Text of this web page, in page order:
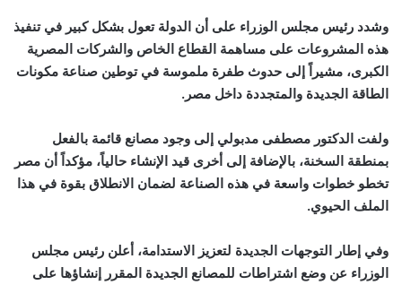
وشدد رئيس مجلس الوزراء على أن الدولة تعول بشكل كبير في تنفيذ
هذه المشروعات على مساهمة القطاع الخاص والشركات المصرية
الكبرى، مشيراً إلى حدوث طفرة ملموسة في توطين صناعة مكونات
الطاقة الجديدة والمتجددة داخل مصر.
ولفت الدكتور مصطفى مدبولي إلى وجود مصانع قائمة بالفعل
بمنطقة السخنة، بالإضافة إلى أخرى قيد الإنشاء حالياً، مؤكداً أن مصر
تخطو خطوات واسعة في هذه الصناعة لضمان الانطلاق بقوة في هذا
الملف الحيوي.
وفي إطار التوجهات الجديدة لتعزيز الاستدامة، أعلن رئيس مجلس
الوزراء عن وضع اشتراطات للمصانع الجديدة المقرر إنشاؤها على